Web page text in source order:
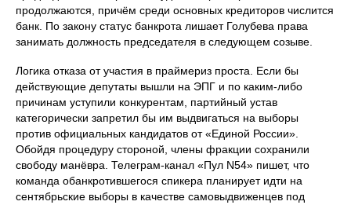
продолжаются, причём среди основных кредиторов числится
банк. По закону статус банкрота лишает Голубева права
занимать должность председателя в следующем созыве.
Логика отказа от участия в праймериз проста. Если бы
действующие депутаты вышли на ЭПГ и по каким-либо
причинам уступили конкурентам, партийный устав
категорически запретил бы им выдвигаться на выборы
против официальных кандидатов от «Единой России».
Обойдя процедуру стороной, члены фракции сохранили
свободу манёвра. Телеграм-канал «Пул N54» пишет, что
команда обанкротившегося спикера планирует идти на
сентябрьские выборы в качестве самовыдвиженцев под